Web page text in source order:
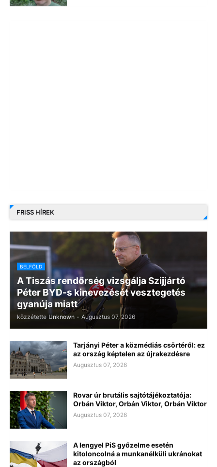
FRISS HÍREK
BELFÖLD
A Tiszás rendőrség vizsgálja Szijjártó
Péter BYD-s kinevezését vesztegetés
gyanúja miatt
közzétette Unknown - Augusztus 07, 2026
Tarjányi Péter a közmédiás csörtéről: ez
az ország képtelen az újrakezdésre
Augusztus 07, 2026
Rovar úr brutális sajtótájékoztatója:
Orbán Viktor, Orbán Viktor, Orbán Viktor
Augusztus 07, 2026
A lengyel PiS győzelme esetén
kitoloncolná a munkanélküli ukránokat
az országból